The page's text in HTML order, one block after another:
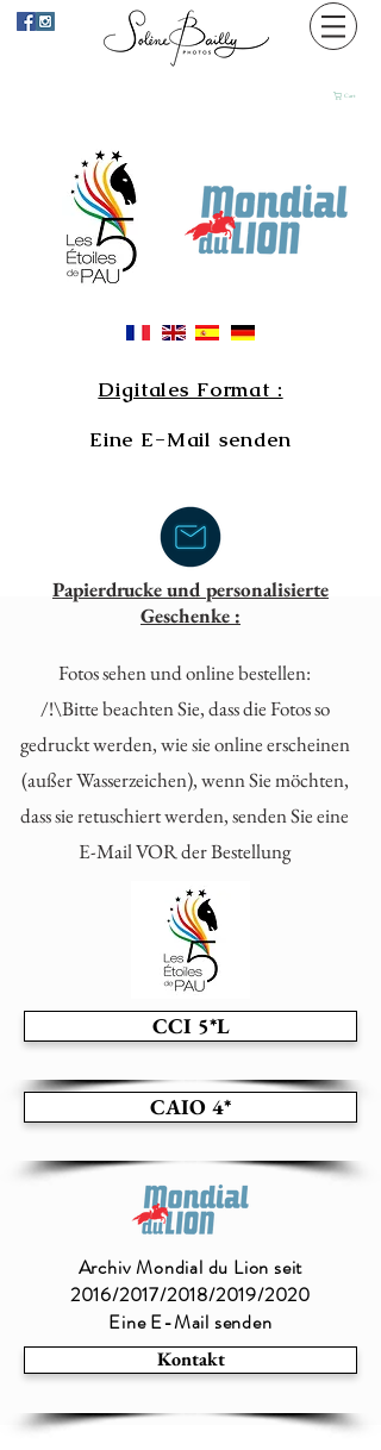
Cart
Digitales Format :
Eine E-Mail senden
Papierdrucke und personalisierte
Geschenke :
Fotos sehen und online bestellen:
/!\Bitte beachten Sie, dass die Fotos so
gedruckt werden, wie sie online erscheinen
(außer Wasserzeichen), wenn Sie möchten,
dass sie retuschiert werden, senden Sie eine
E-Mail VOR der Bestellung
CCI 5*L
CAIO 4*
Archiv Mondial du Lion seit
2016/2017/2018/2019/2020
Eine E-Mail senden
Kontakt